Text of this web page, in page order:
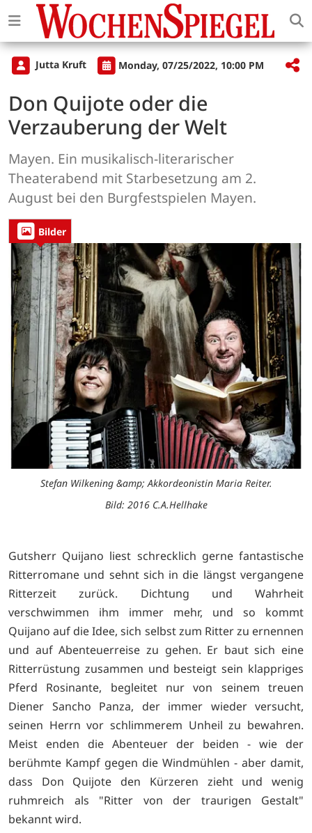
Jutta Kruft Monday, 07/25/2022, 10:00 PM
Don Quijote oder die
Verzauberung der Welt
Mayen. Ein musikalisch-literarischer
Theaterabend mit Starbesetzung am 2.
August bei den Burgfestspielen Mayen.
Bilder
Stefan Wilkening &amp; Akkordeonistin Maria Reiter.
Bild: 2016 C.A.Hellhake
Gutsherr Quijano liest schrecklich gerne fantastische
Ritterromane und sehnt sich in die längst vergangene
Ritterzeit zurück. Dichtung und Wahrheit
verschwimmen ihm immer mehr, und so kommt
Quijano auf die Idee, sich selbst zum Ritter zu ernennen
und auf Abenteuerreise zu gehen. Er baut sich eine
Ritterrüstung zusammen und besteigt sein klappriges
Pferd Rosinante, begleitet nur von seinem treuen
Diener Sancho Panza, der immer wieder versucht,
seinen Herrn vor schlimmerem Unheil zu bewahren.
Meist enden die Abenteuer der beiden - wie der
berühmte Kampf gegen die Windmühlen - aber damit,
dass Don Quijote den Kürzeren zieht und wenig
ruhmreich als "Ritter von der traurigen Gestalt"
bekannt wird.